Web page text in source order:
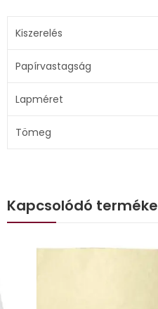
Kiszerelés
Papírvastagság
Lapméret
Tömeg
Kapcsolódó